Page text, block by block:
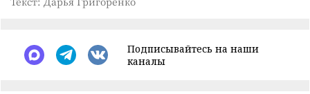
Подписывайтесь на наши
каналы